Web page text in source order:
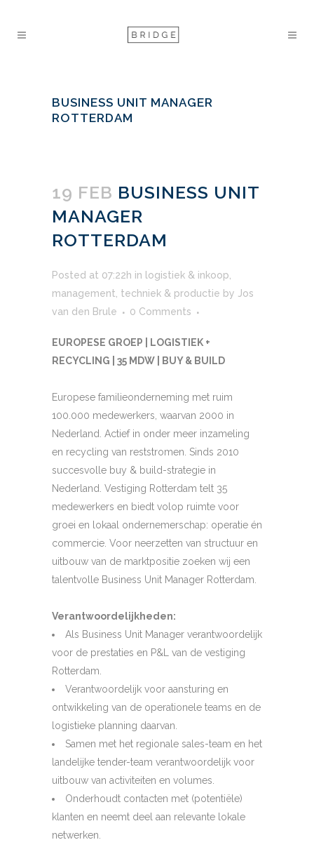
BUSINESS UNIT MANAGER
ROTTERDAM
19 FEB BUSINESS UNIT
MANAGER
ROTTERDAM
Posted at 07:22h in logistiek & inkoop
management techniek & productie by Jos
van den Brule
0 Comments
EUROPESE GROEP | LOGISTIEK +
RECYCLING | 35 MDW | BUY & BUILD
Europese familieonderneming met ruim
100.000 medewerkers, waarvan 2000 in
Nederland. Actief in onder meer inzameling
en recycling van reststromen. Sinds 2010
succesvolle buy & build-strategie in
Nederland. Vestiging Rotterdam telt 35
medewerkers en biedt volop ruimte voor
groei en lokaal ondernemerschap: operatie én
commercie. Voor neerzetten van structuur en
uitbouw van de marktpositie zoeken wij een
talentvolle Business Unit Manager Rotterdam.
Verantwoordelijkheden:
Als Business Unit Manager verantwoordelijk
voor de prestaties en P&L van de vestiging
Rotterdam.
Verantwoordelijk voor aansturing en
ontwikkeling van de operationele teams en de
logistieke planning daarvan.
Samen met het regionale sales-team en het
landelijke tender-team verantwoordelijk voor
uitbouw van activiteiten en volumes.
Onderhoudt contacten met (potentiële)
klanten en neemt deel aan relevante lokale
netwerken.